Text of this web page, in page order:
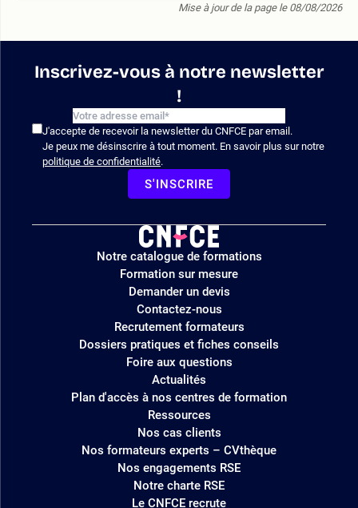
Mise à jour de la page le 08/08/2026
Inscrivez-vous à notre newsletter
!
J'accepte de recevoir la newsletter du CNFCE par email.
Je peux me désinscrire à tout moment. En savoir plus sur notre
politique de confidentialité.
S'INSCRIRE
Logo
site
Notre catalogue de formations
Formation sur mesure
Demander un devis
Contactez-nous
Recrutement formateurs
Dossiers pratiques et fiches conseils
Foire aux questions
Actualités
Plan d'accès à nos centres de formation
Ressources
Nos cas clients
Nos formateurs experts – CVthèque
Nos engagements RSE
Notre charte RSE
Le CNFCE recrute